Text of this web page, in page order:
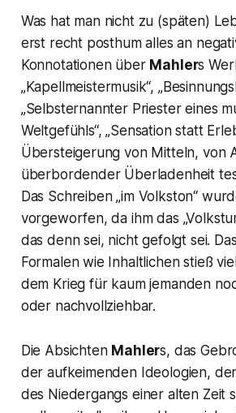
Was hat man nicht zu (späten)
erst recht posthum alles an
Konnotationen über Mahlers
„Kapellmeistermusik“,
„Selbsternannter Priester eines
Weltgefühls“, „Sensation statt
Übersteigerung von Mitteln, von
überbordender Überladenheit
Das Schreiben „im Volkston“
vorgeworfen, da ihm das
das denn sei, nicht gefolgt sei.
Formalen wie Inhaltlichen stieß
dem Krieg für kaum jemanden
oder nachvollziehbar.
Die Absichten Mahlers, das
der aufkeimenden Ideologien,
des Niedergangs einer alten Zeit